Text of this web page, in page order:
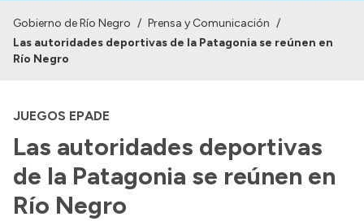
Institucional
Referentes de prensa
Archivo de noticias
Transparencia
Gobierno de Río Negro / Prensa y Comunicación /
Las autoridades deportivas de la Patagonia se reúnen en
Río Negro
JUEGOS EPADE
Las autoridades deportivas
de la Patagonia se reúnen en
Río Negro